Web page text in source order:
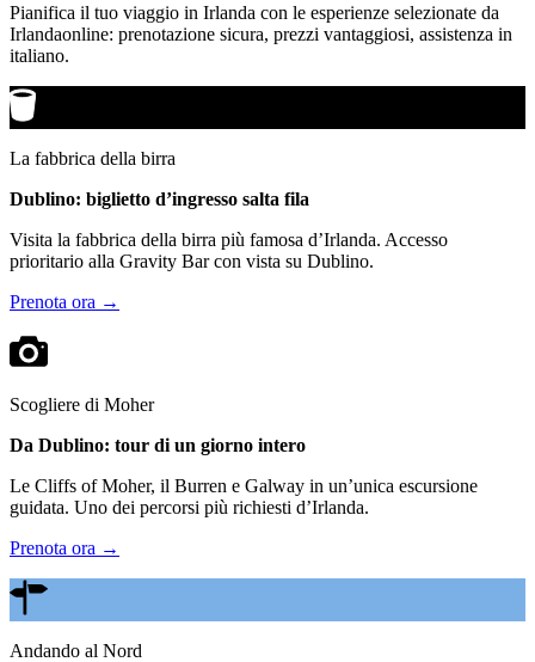
Pianifica il tuo viaggio in Irlanda con le esperienze selezionate da
Irlandaonline: prenotazione sicura, prezzi vantaggiosi, assistenza in
italiano.
La fabbrica della birra
Dublino: biglietto d’ingresso salta fila
Visita la fabbrica della birra più famosa d’Irlanda. Accesso
prioritario alla Gravity Bar con vista su Dublino.
Prenota ora →
Scogliere di Moher
Da Dublino: tour di un giorno intero
Le Cliffs of Moher, il Burren e Galway in un’unica escursione
guidata. Uno dei percorsi più richiesti d’Irlanda.
Prenota ora →
Andando al Nord